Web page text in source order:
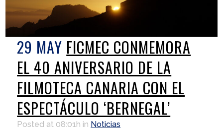
29 MAY FICMEC CONMEMORA
EL 40 ANIVERSARIO DE LA
FILMOTECA CANARIA CON EL
ESPECTÁCULO ‘BERNEGAL’
Posted at 08:01h in Noticias